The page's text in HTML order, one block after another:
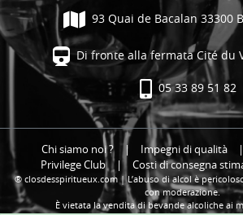
93 Quai de Bacalan 33300
Di fronte alla fermata Cité du
05 33 89 51 82
Chi siamo noi ? | Impegni di qualità |
Privilege Club | Costi di consegna
® closdesspiritueux.com | L’abuso di alcol è
con moderazione.
È vietata la vendita di bevande alcoliche ai